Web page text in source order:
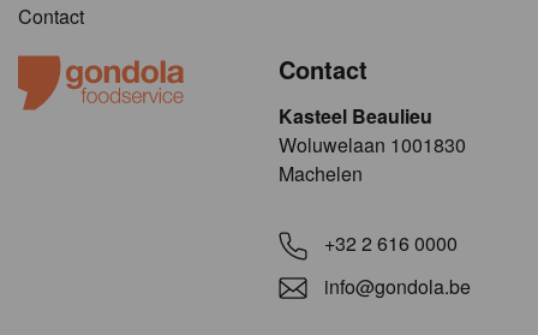
Contact
Contact
Kasteel Beaulieu
​​​Woluwelaan 1001830
Machelen
+32 2 616 0000
info@gondola.be